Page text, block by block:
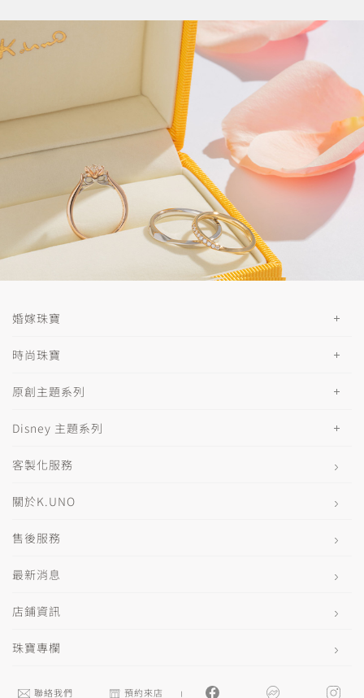
婚嫁珠寶
時尚珠寶
原創主題系列
Disney 主題系列
客製化服務
關於K.UNO
售後服務
最新消息
店鋪資訊
珠寶專欄
聯絡我們 預約來店